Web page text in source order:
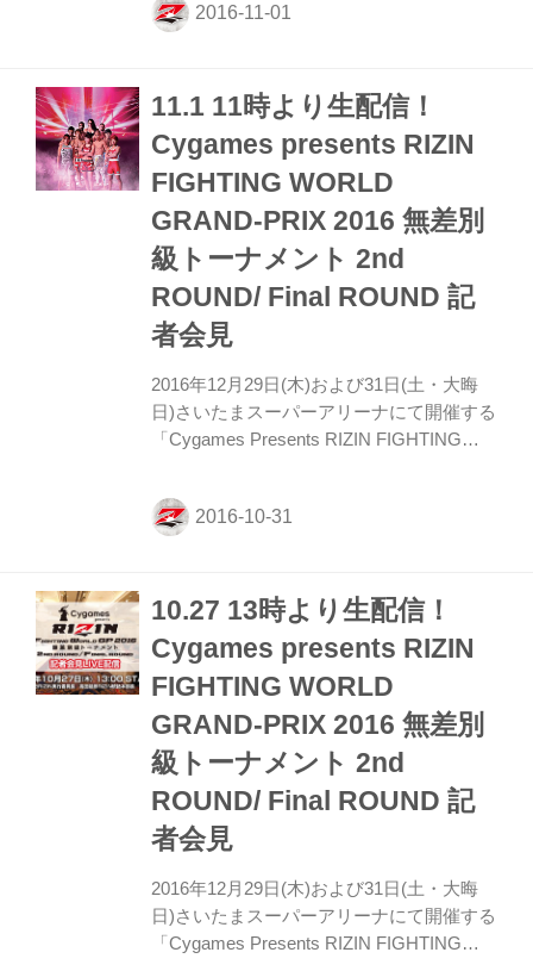
中継を予定している。 なお、RIZINオフィ
可能となっており、オーディション当日、
たるRIZINクジを実施する。 概要 日時：11
月5日(土) 14時00分～16時30分（予定） 参
加費：無料 参加者：榊原信行実行委員長／
髙田延彦統括本部長／才賀紀左衛門／...
11.1 11時より生配信！
Cygames presents RIZIN
FIGHTING WORLD
GRAND-PRIX 2016 無差別
級トーナメント 2nd
ROUND/ Final ROUND 記
者会見
2016年12月29日(木)および31日(土・大晦
日)さいたまスーパーアリーナにて開催する
「Cygames Presents RIZIN FIGHTING
ナメント 2nd ROUND/Final ROUND」の記
者会見を下記の通り行なう事が決定した。
でLive配信予定。 概要 【日時】2016年11
委員長 榊原信行 / RIZIN統括本部長 髙田延
彦 / 他 生配信 【YouTube Live】 ...
10.27 13時より生配信！
Cygames presents RIZIN
FIGHTING WORLD
GRAND-PRIX 2016 無差別
級トーナメント 2nd
ROUND/ Final ROUND 記
者会見
2016年12月29日(木)および31日(土・大晦
日)さいたまスーパーアリーナにて開催する
「Cygames Presents RIZIN FIGHTING